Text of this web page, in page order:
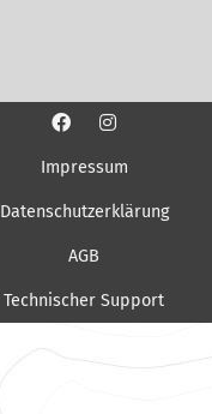
Impressum
Datenschutzerklärung
AGB
Technischer Support